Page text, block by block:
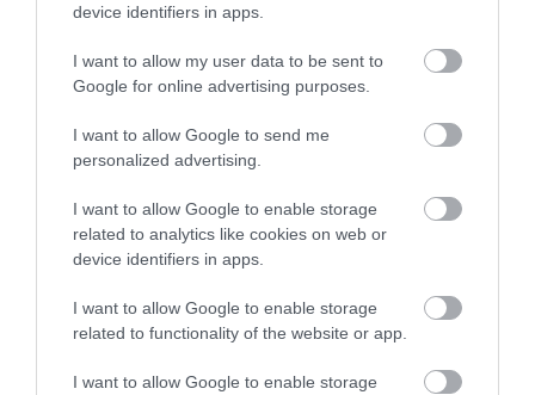
device identifiers in apps.
I want to allow my user data to be sent to
Google for online advertising purposes.
I want to allow Google to send me
personalized advertising.
I want to allow Google to enable storage
related to analytics like cookies on web or
device identifiers in apps.
I want to allow Google to enable storage
related to functionality of the website or app.
I want to allow Google to enable storage
ΕΠΙΚΟΙΝΩΝΊΑ
Είναι αναμεικτική, που σημαίνει ότι έχει έναν μόνο
μηχανισμό μίξης για να επιτύχετε εύκολα την
επιθυμητή θερμοκρασία του νερού, κάτι που την
καθιστά εύκολη και πρακτική στη χρήση.